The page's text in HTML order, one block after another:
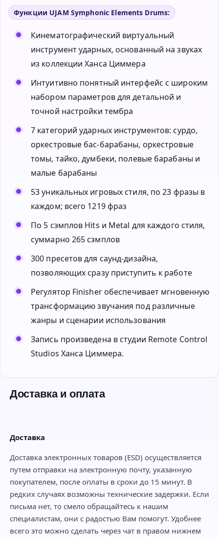
Функции UJAM Symphonic Elements Drums:
Кинематографический виртуальный
инструмент ударных, основанный на звуках
из коллекции Ханса Циммера
Интуитивно понятный интерфейс с широким
набором параметров для детальной и
точной настройки тембра
7 категорий ударных инструментов: сурдо,
оркестровые бас-барабаны, оркестровые
томы, тайко, думбеки, полевые барабаны и
малые барабаны
53 уникальных игровых стиля, по 23 фразы в
каждом; всего 1219 фраз
По 5 сэмплов Hits и Metal для каждого стиля,
суммарно 265 сэмплов
300 пресетов для саунд-дизайна,
позволяющих сразу приступить к работе
Регулятор Finisher обеспечивает мгновенную
трансформацию звучания под различные
жанры и сценарии использования
Запись произведена в студии Remote Control
Studios Ханса Циммера.
Доставка и оплата
Доставка
Доставка электронных товаров (ESD) осуществляется
путем отправки на электронную почту, указанную
покупателем, после оплаты в сроки до 15 минут. В
редких случаях возможны технические задержки. Если
письма нет, то смело обращайтесь к нашим
специалистам, они с радостью Вам помогут. Удобнее
всего это можно сделать через чат в правом нижнем